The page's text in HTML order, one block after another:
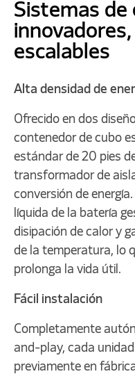
Sistemas de
escalables
Alta densidad de
Ofrecido en dos
contenedor de cubo
estándar de 20 pies
transformador de
conversión de
líquida de la batería
disipación de calor y
de la temperatura, lo
prolonga la vida útil.
Fácil instalación
Completamente
and-play, cada
previamente en